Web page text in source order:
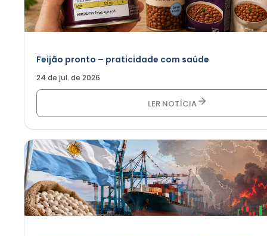
Feijão pronto – praticidade com saúde
24 de jul. de 2026
LER NOTÍCIA